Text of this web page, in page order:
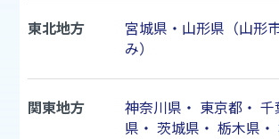
東北地方
宮城県・山形県（山形
み）
関東地方 神奈川県 ・ 東京都・ 千
県 ・ 茨城県 ・ 栃木県 ・